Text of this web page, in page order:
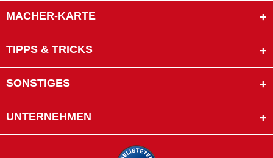
MACHER-KARTE
TIPPS & TRICKS
SONSTIGES
UNTERNEHMEN